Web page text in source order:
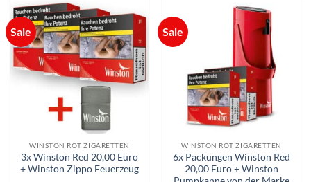
Sale
WINSTON ROT ZIGARETTEN
3x Winston Red 20,00 Euro
+ Winston Zippo Feuerzeug
Sale
WINSTON ROT ZIGARETTEN
6x Packungen Winston Red
20,00 Euro + Winston